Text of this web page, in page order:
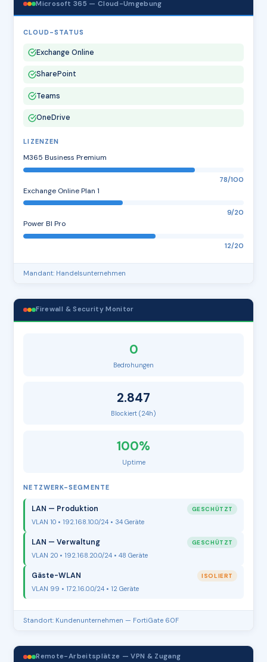
Microsoft 365 — Cloud-Umgebung
CLOUD-STATUS
Exchange Online
SharePoint
Teams
OneDrive
LIZENZEN
M365 Business Premium
78/100
Exchange Online Plan 1
9/20
Power BI Pro
12/20
Mandant: Handelsunternehmen
Firewall & Security Monitor
0
Bedrohungen
2.847
Blockiert (24h)
100%
Uptime
NETZWERK-SEGMENTE
LAN — Produktion GESCHÜTZT
VLAN 10 • 192.168.10.0/24 • 34 Geräte
LAN — Verwaltung GESCHÜTZT
VLAN 20 • 192.168.20.0/24 • 48 Geräte
Gäste-WLAN ISOLIERT
VLAN 99 • 172.16.0.0/24 • 12 Geräte
Standort: Kundenunternehmen — FortiGate 60F
Remote-Arbeitsplätze — VPN & Zugang